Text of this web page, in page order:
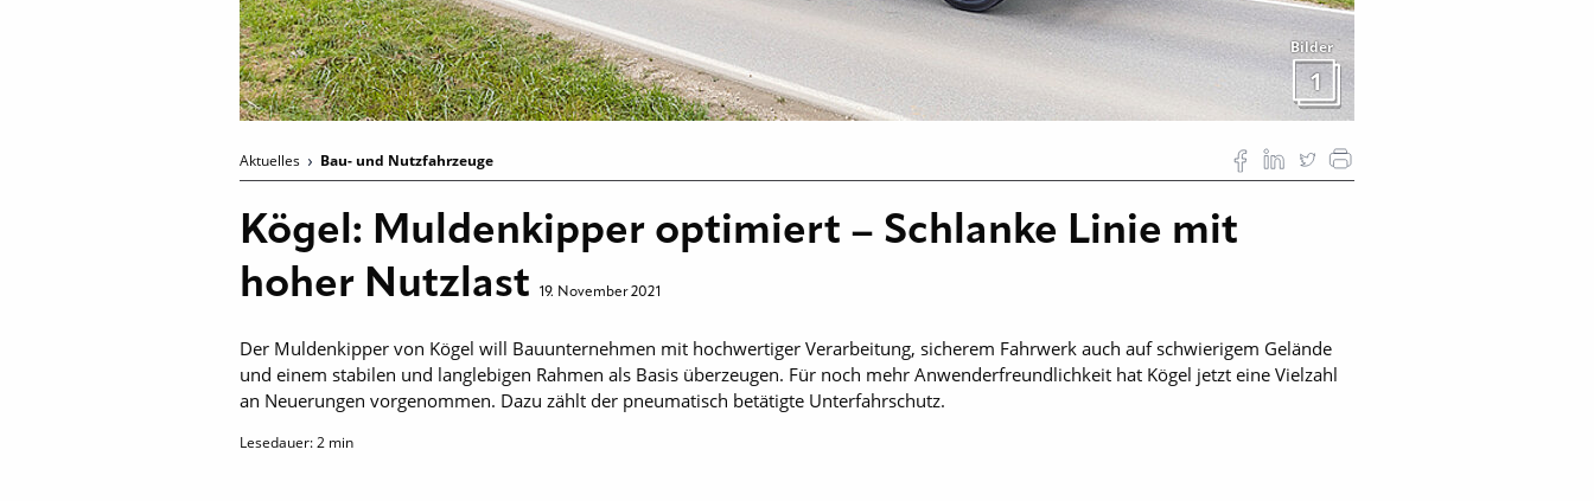
Bilder
1
Aktuelles Bau- und Nutzfahrzeuge
Kögel: Muldenkipper optimiert – Schlanke Linie mit
hoher Nutzlast
19. November 2021
Der Muldenkipper von Kögel will Bauunternehmen mit hochwertiger Verarbeitung, sicherem Fahrwerk auch auf schwierigem Gelände
und einem stabilen und langlebigen Rahmen als Basis überzeugen. Für noch mehr Anwenderfreundlichkeit hat Kögel jetzt eine Vielzahl
an Neuerungen vorgenommen. Dazu zählt der pneumatisch betätigte Unterfahrschutz.
Lesedauer:2 min